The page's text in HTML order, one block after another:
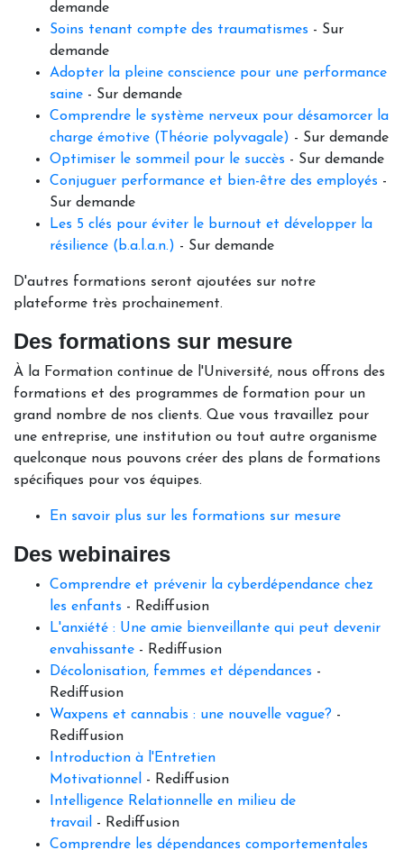
demande
Soins tenant compte des traumatismes - Sur
demande
Adopter la pleine conscience pour une performance
saine - Sur demande
Comprendre le système nerveux pour désamorcer la
charge émotive (Théorie polyvagale) - Sur demande
Optimiser le sommeil pour le succès - Sur demande
Conjuguer performance et bien-être des employés -
Sur demande
Les 5 clés pour éviter le burnout et développer la
résilience (b.a.l.a.n.) - Sur demande
D'autres formations seront ajoutées sur notre
plateforme très prochainement.
Des formations sur mesure
À la Formation continue de l'Université, nous offrons des
formations et des programmes de formation pour un
grand nombre de nos clients. Que vous travaillez pour
une entreprise, une institution ou tout autre organisme
quelconque nous pouvons créer des plans de formations
spécifiques pour vos équipes.
En savoir plus sur les formations sur mesure
Des webinaires
Comprendre et prévenir la cyberdépendance chez
les enfants - Rediffusion
L'anxiété : Une amie bienveillante qui peut devenir
envahissante - Rediffusion
Décolonisation, femmes et dépendances -
Rediffusion
Waxpens et cannabis : une nouvelle vague? -
Rediffusion
Introduction à l'Entretien
Motivationnel - Rediffusion
Intelligence Relationnelle en milieu de
travail - Rediffusion
Comprendre les dépendances comportementales